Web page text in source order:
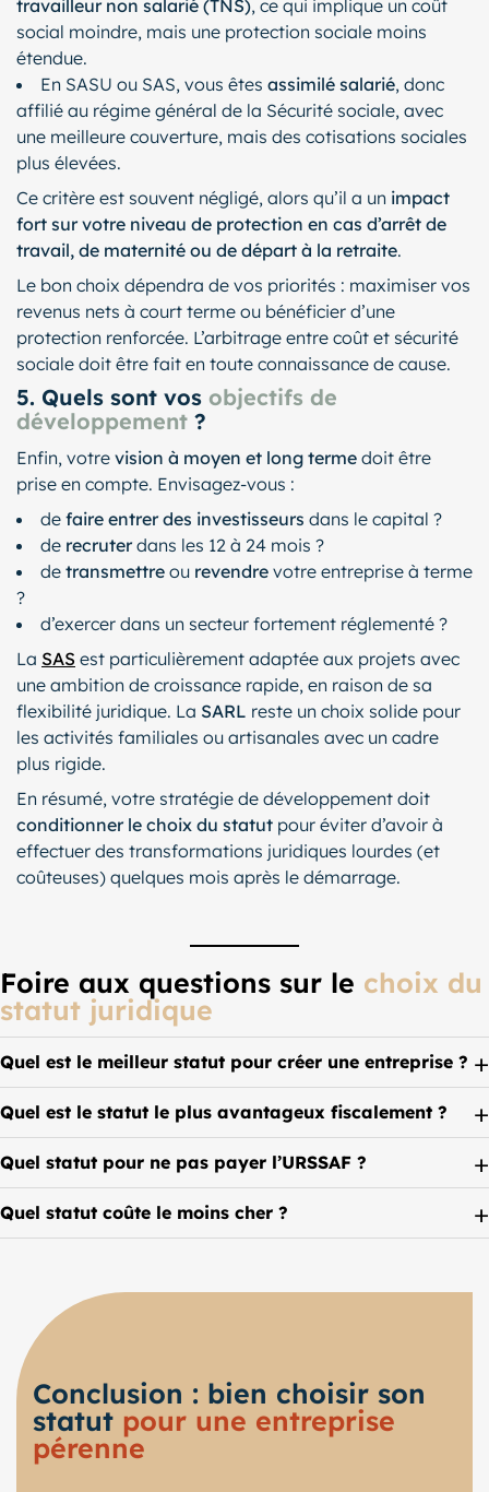
travailleur non salarié (TNS), ce qui implique un coût
social moindre, mais une protection sociale moins
étendue.
En SASU ou SAS, vous êtes assimilé salarié, donc
affilié au régime général de la Sécurité sociale, avec
une meilleure couverture, mais des cotisations sociales
plus élevées.
Ce critère est souvent négligé, alors qu’il a un impact
fort sur votre niveau de protection en cas d’arrêt de
travail, de maternité ou de départ à la retraite.
Le bon choix dépendra de vos priorités : maximiser vos
revenus nets à court terme ou bénéficier d’une
protection renforcée. L’arbitrage entre coût et sécurité
sociale doit être fait en toute connaissance de cause.
5. Quels sont vos objectifs de
développement ?
Enfin, votre vision à moyen et long terme doit être
prise en compte. Envisagez-vous :
de faire entrer des investisseurs dans le capital ?
de recruterdans les 12 à 24 mois ?
de transmettre ou revendre votre entreprise à terme
?
d’exercer dans un secteur fortement réglementé ?
La SAS est particulièrement adaptée aux projets avec
une ambition de croissance rapide, en raison de sa
flexibilité juridique. La SARL reste un choix solide pour
les activités familiales ou artisanales avec un cadre
plus rigide.
En résumé, votre stratégie de développement doit
conditionner le choix du statut pour éviter d’avoir à
effectuer des transformations juridiques lourdes (et
coûteuses) quelques mois après le démarrage.
Foire aux questions sur le choix du
statut juridique
Quel est le meilleur statut pour créer une entreprise ?
Quel est le statut le plus avantageux fiscalement ?
Quel statut pour ne pas payer l’URSSAF ?
Quel statut coûte le moins cher ?
Conclusion : bien choisir son
statut pour une entreprise
pérenne